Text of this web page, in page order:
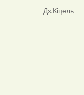
Дз.Кіцель